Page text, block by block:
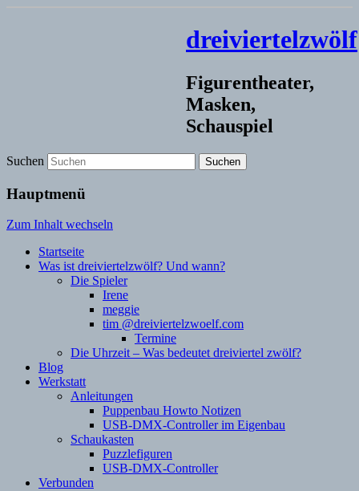
dreiviertelzwölf
Figurentheater,
Masken,
Schauspiel
Suchen
Hauptmenü
Zum Inhalt wechseln
Startseite
Was ist dreiviertelzwölf? Und wann?
Die Spieler
Irene
meggie
tim @dreiviertelzwoelf.com
Termine
Die Uhrzeit – Was bedeutet dreiviertel zwölf?
Blog
Werkstatt
Anleitungen
Puppenbau Howto Notizen
USB-DMX-Controller im Eigenbau
Schaukasten
Puzzlefiguren
USB-DMX-Controller
Verbunden